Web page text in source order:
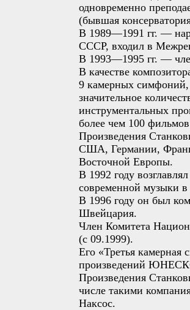
одновременно
(бывшая
В 1989—1991 гг. —
СССР, входил в
В 1993—1995 гг. —
В качестве
9 камерных симфоний,
значительное
инструментальных
более чем 100
Произведения
США, Германии,
Восточной Европы.
В 1992 году
современной музыки
В 1996 году он был
Швейцария.
Член Комитета
(с 09.1999).
Его «Третья
произведений
Произведения
числе такими
Наксос.